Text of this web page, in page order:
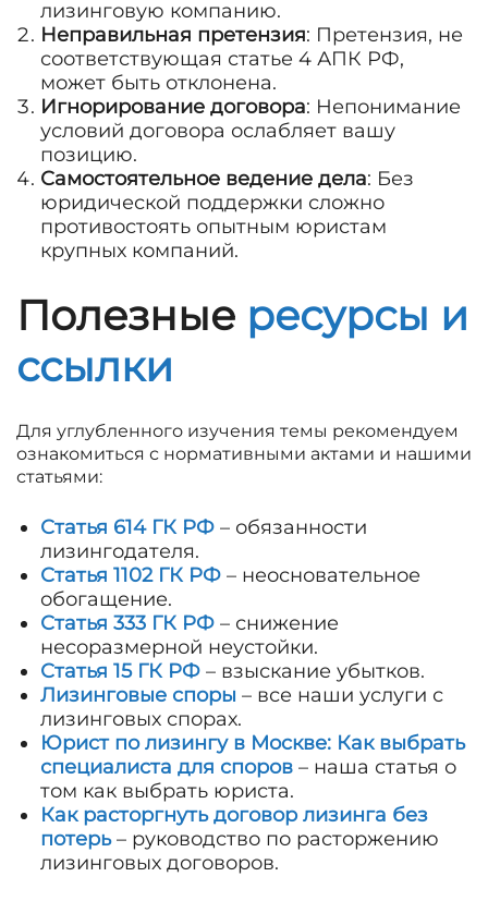
лизинговую компанию.
Неправильная претензия: Претензия, не
соответствующая статье 4 АПК РФ,
может быть отклонена.
Игнорирование договора: Непонимание
условий договора ослабляет вашу
позицию.
Самостоятельное ведение дела: Без
юридической поддержки сложно
противостоять опытным юристам
крупных компаний.
Полезные ресурсы и
ссылки
Для углубленного изучения темы рекомендуем
ознакомиться с нормативными актами и нашими
статьями:
Статья 614 ГК РФ – обязанности
лизингодателя.
Статья 1102 ГК РФ – неосновательное
обогащение.
Статья 333 ГК РФ – снижение
несоразмерной неустойки.
Статья 15 ГК РФ – взыскание убытков.
Лизинговые споры – все наши услуги с
лизинговых спорах.
Юрист по лизингу в Москве: Как выбрать
специалиста для споров – наша статья о
том как выбрать юриста.
Как расторгнуть договор лизинга без
потерь– руководство по расторжению
лизинговых договоров.